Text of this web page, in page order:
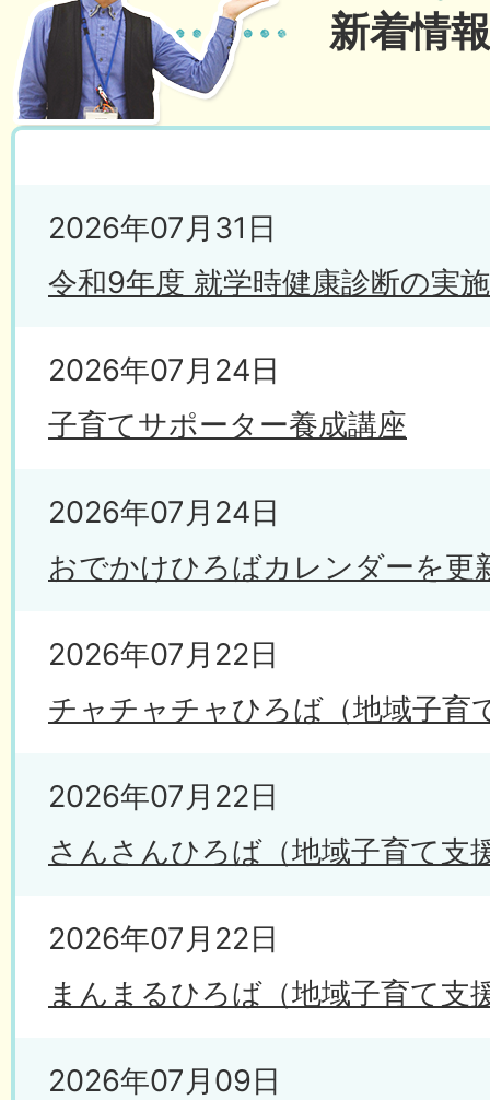
新着情報
2026年07月31日
令和9年度 就学時健康診断の実
2026年07月24日
子育てサポーター養成講座
2026年07月24日
おでかけひろばカレンダーを更
2026年07月22日
チャチャチャひろば（地域子育
2026年07月22日
さんさんひろば（地域子育て支
2026年07月22日
まんまるひろば（地域子育て支
2026年07月09日